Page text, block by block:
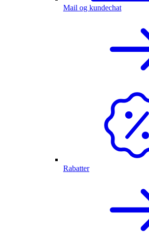
Mail og kundechat
Rabatter